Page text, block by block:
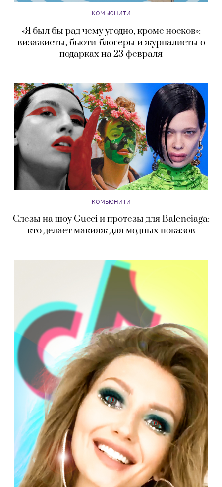
КОМЬЮНИТИ
«Я был бы рад чему угодно, кроме носков»:
визажисты, бьюти-блогеры и журналисты о
подарках на 23 февраля
КОМЬЮНИТИ
Слезы на шоу Gucci и протезы для Balenciaga:
кто делает макияж для модных показов